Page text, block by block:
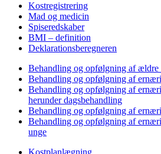
Kostregistrering
Mad og medicin
Spiseredskaber
BMI – definition
Deklarationsberegneren
Behandling og opfølgning af ældre
Behandling og opfølgning af
Behandling og opfølgning af
herunder dagsbehandling
Behandling og opfølgning af
Behandling og opfølgning af
unge
Kostplanlægning